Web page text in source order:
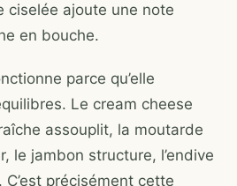
ciselée ajoute une note
en bouche.
parce qu’elle
Le cream cheese
assouplit, la moutarde
le jambon structure, l’endive
précisément cette